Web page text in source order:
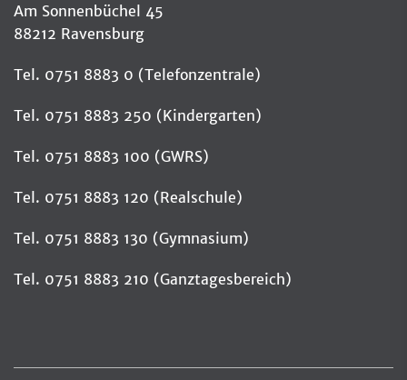
Am Sonnenbüchel 45
88212 Ravensburg
Tel. 0751 8883 0 (Telefonzentrale)
Tel. 0751 8883 250 (Kindergarten)
Tel. 0751 8883 100 (GWRS)
Tel. 0751 8883 120 (Realschule)
Tel. 0751 8883 130 (Gymnasium)
Tel. 0751 8883 210 (Ganztagesbereich)